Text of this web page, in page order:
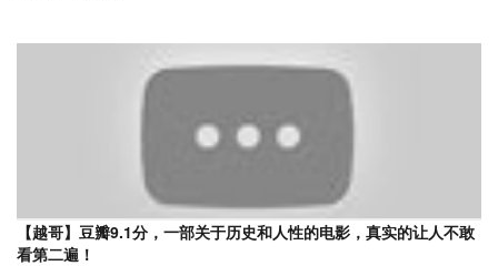
【越哥】豆瓣9.1分，一部关于历史和人性的电影，真实的让人不敢
看第二遍！